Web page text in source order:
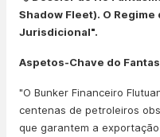
Shadow Fleet). O
Jurisdicional".
Aspetos-Chave do
"O Bunker Financeiro
centenas de petroleiros
que garantem a